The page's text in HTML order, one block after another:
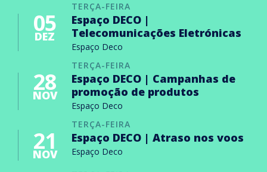
TERÇA-FEIRA
05
DEZ
Espaço DECO |
Telecomunicações Eletrónicas
Espaço Deco
TERÇA-FEIRA
28
NOV
Espaço DECO | Campanhas de
promoção de produtos
Espaço Deco
TERÇA-FEIRA
21
NOV
Espaço DECO | Atraso nos voos
Espaço Deco